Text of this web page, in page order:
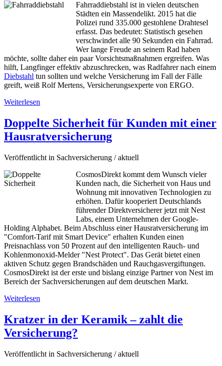
Fahrraddiebstahl ist in vielen deutschen
Städten ein Massendelikt. 2015 hat die
Polizei rund 335.000 gestohlene Drahtesel
erfasst. Das bedeutet: Statistisch gesehen
verschwindet alle 90 Sekunden ein Fahrrad.
Wer lange Freude an seinem Rad haben
möchte, sollte daher ein paar Vorsichtsmaßnahmen ergreifen. Was
hilft, Langfinger effektiv abzuschrecken, was Radfahrer nach einem
Diebstahl tun sollten und welche Versicherung im Fall der Fälle
greift, weiß Rolf Mertens, Versicherungsexperte von ERGO.
Weiterlesen
Doppelte Sicherheit für Kunden mit einer
Hausratversicherung
Veröffentlicht in Sachversicherung / aktuell
CosmosDirekt kommt dem Wunsch vieler
Kunden nach, die Sicherheit von Haus und
Wohnung mit innovativen Technologien zu
erhöhen. Dafür kooperiert Deutschlands
führender Direktversicherer jetzt mit Nest
Labs, einem Unternehmen der Google-
Holding Alphabet. Beim Abschluss einer Hausratversicherung im
"Comfort-Tarif mit Smart Device" erhalten Kunden einen
Preisnachlass von 50 Prozent auf den intelligenten Rauch- und
Kohlenmonoxid-Melder "Nest Protect". Das Gerät bietet einen
aktiven Schutz gegen Brandschäden und Rauchgasvergiftungen.
CosmosDirekt ist der erste und bislang einzige Partner von Nest im
Bereich der Sachversicherungen auf dem deutschen Markt.
Weiterlesen
Kratzer in der Keramik – zahlt die
Versicherung?
Veröffentlicht in Sachversicherung / aktuell